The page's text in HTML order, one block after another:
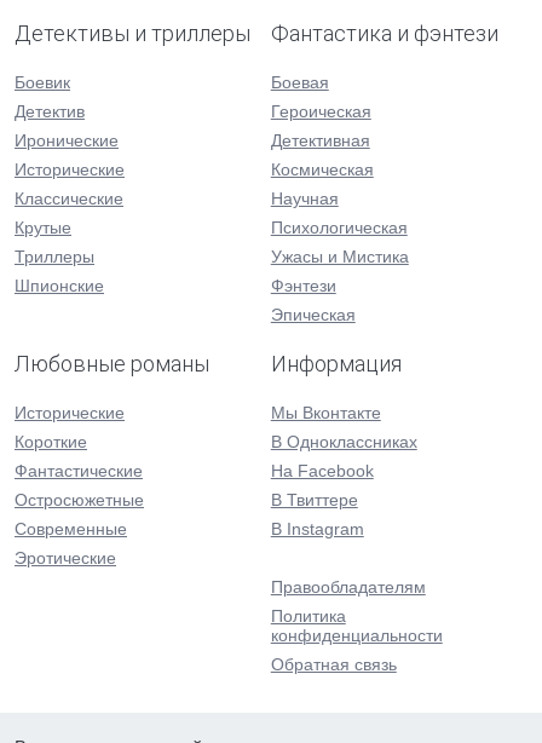
Детективы и триллеры
Боевик
Детектив
Иронические
Исторические
Классические
Крутые
Триллеры
Шпионские
Фантастика и фэнтези
Боевая
Героическая
Детективная
Космическая
Научная
Психологическая
Ужасы и Мистика
Фэнтези
Эпическая
Любовные романы
Исторические
Короткие
Фантастические
Остросюжетные
Современные
Эротические
Информация
Мы Вконтакте
В Одноклассниках
На Facebook
В Твиттере
В Instagram
Правообладателям
Политика
конфиденциальности
Обратная связь